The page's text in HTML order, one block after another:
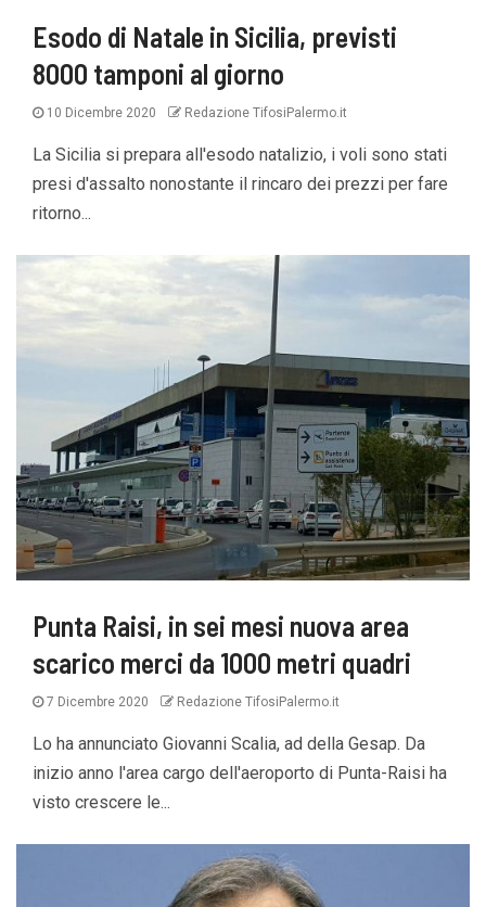
Esodo di Natale in Sicilia, previsti
8000 tamponi al giorno
10 Dicembre 2020 Redazione TifosiPalermo.it
La Sicilia si prepara all'esodo natalizio, i voli sono stati
presi d'assalto nonostante il rincaro dei prezzi per fare
ritorno...
Punta Raisi, in sei mesi nuova area
scarico merci da 1000 metri quadri
7 Dicembre 2020 Redazione TifosiPalermo.it
Lo ha annunciato Giovanni Scalia, ad della Gesap. Da
inizio anno l'area cargo dell'aeroporto di Punta-Raisi ha
visto crescere le...